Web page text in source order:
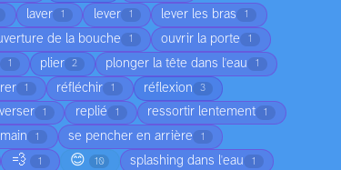
laver 1 lever 1 lever les bras 1
de la bouche 1 ouvrir la porte 1
1 plier 2 plonger la tête dans l'eau 1
1 réfléchir 1 réflexion 3
1 replié 1 ressortir lentement 1
1 se pencher en arrière 1
💨 1 😊 10 splashing dans l'eau 1